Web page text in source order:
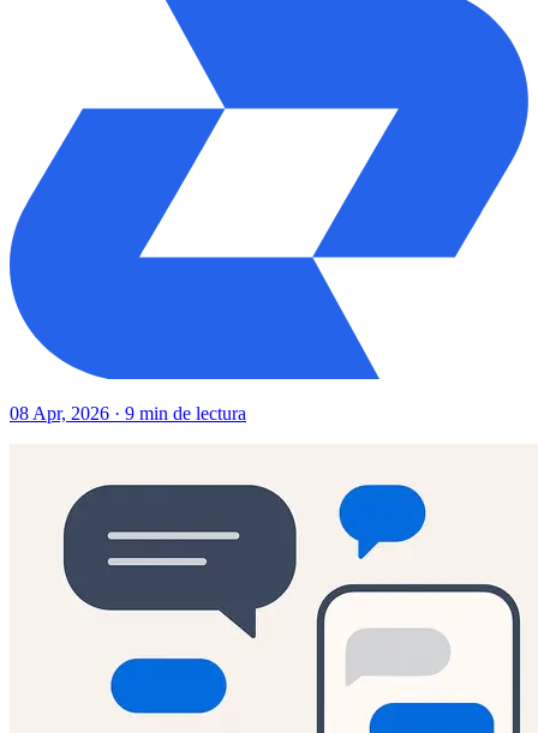
08 Apr, 2026 · 9 min de lectura